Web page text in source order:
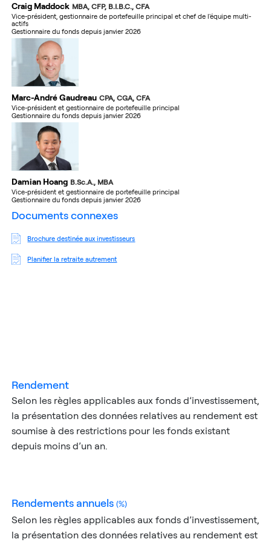
Craig Maddock MBA, CFP, B.I.B.C., CFA
Vice-président, gestionnaire de portefeuille principal et chef de l'équipe multi-
actifs
Gestionnaire du fonds depuis janvier 2026
Marc-André Gaudreau CPA, CGA, CFA
Vice-président et gestionnaire de portefeuille principal
Gestionnaire du fonds depuis janvier 2026
Damian Hoang B.Sc.A., MBA
Vice-président et gestionnaire de portefeuille principal
Gestionnaire du fonds depuis janvier 2026
documents connexes
Brochure destinée aux investisseurs
Planifier la retraite autrement
rendement
Selon les règles applicables aux fonds d’investissement,
la présentation des données relatives au rendement est
soumise à des restrictions pour les fonds existant
depuis moins d’un an.
rendements annuels(%)
Selon les règles applicables aux fonds d’investissement,
la présentation des données relatives au rendement est